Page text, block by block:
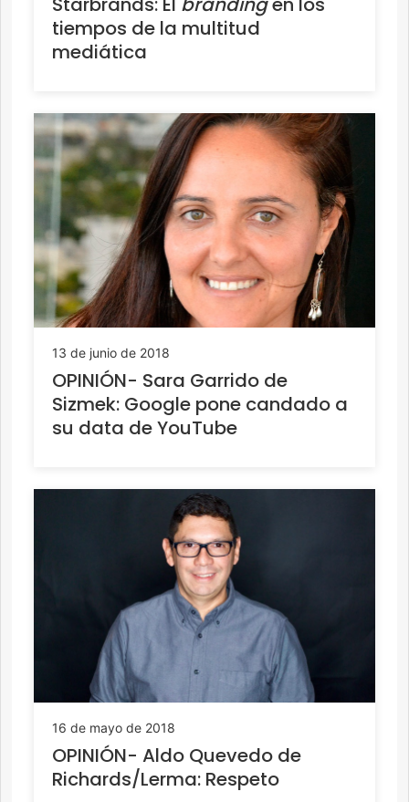
tiempos de la multitud
mediática
13 de junio de 2018
OPINIÓN- Sara Garrido de
Sizmek: Google pone candado a
su data de YouTube
16 de mayo de 2018
OPINIÓN- Aldo Quevedo de
Richards/Lerma: Respeto